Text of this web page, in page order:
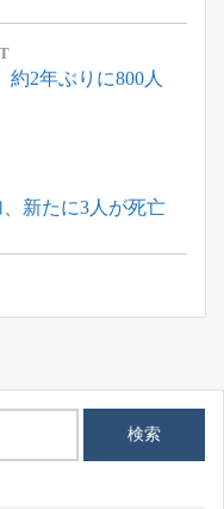
2年ぶりに800人
新たに3人が死亡